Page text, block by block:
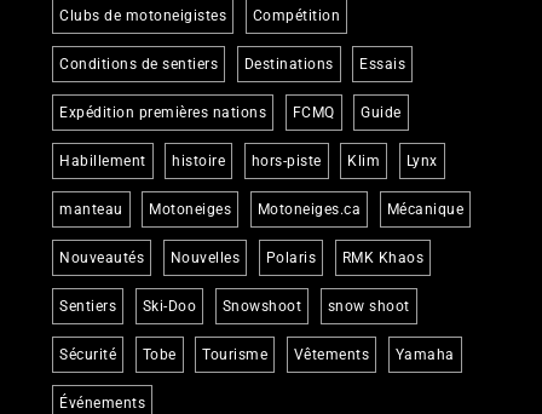
Clubs de motoneigistes Compétition
Conditions de sentiers Destinations Essais
Expédition premières nations FCMQ Guide
Habillement histoire hors-piste Klim Lynx
manteau Motoneiges Motoneiges.ca Mécanique
Nouveautés Nouvelles Polaris RMK Khaos
Sentiers Ski-Doo Snowshoot snow shoot
Sécurité Tobe Tourisme Vêtements Yamaha
Événements